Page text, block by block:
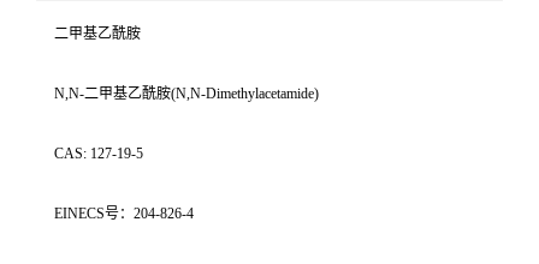
二甲基乙酰胺
N,N-二甲基乙酰胺(N,N-Dimethylacetamide)
CAS: 127-19-5
EINECS号：204-826-4